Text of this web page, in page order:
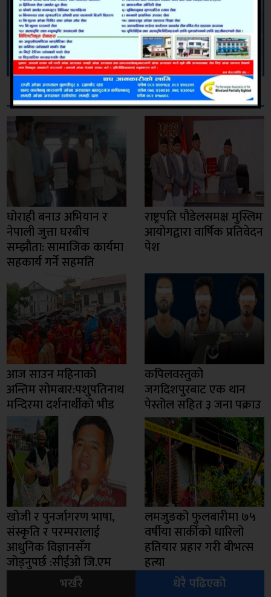
सम्बन्धित
घोराही बनाउ अभियान र
नेपाली जुत्ता घरबीच
सम्झौता: सामाजिक कार्यमा
सहकार्य गर्ने सहमति
राष्ट्रपति पौडेलसमक्ष मुस्लिम
आयोगद्वारा वार्षिक प्रतिवेदन
पेश
आज साउन महिनाको
अन्तिम सोमबार:पशुपतिनाथ
मन्दिरमा दर्शनार्थीको भीड
कपिलवस्तुको
जगदिशपुरबाट एक थान
पेस्तोल सहित ३ जना पक्राउ
खोजी र पुनर्जागरण भाषा,
संस्कृति र परम्परालाई
आधुनिक विज्ञानसँग
जोड्नुपर्छ :सीईओ जि.एम
लमजुङको फुलबारीमा ७५
वर्षीया सार्कीको धारिलो
हतियार प्रहार गरी बीभत्स
हत्या
भर्खरै
धेरै पढिएको